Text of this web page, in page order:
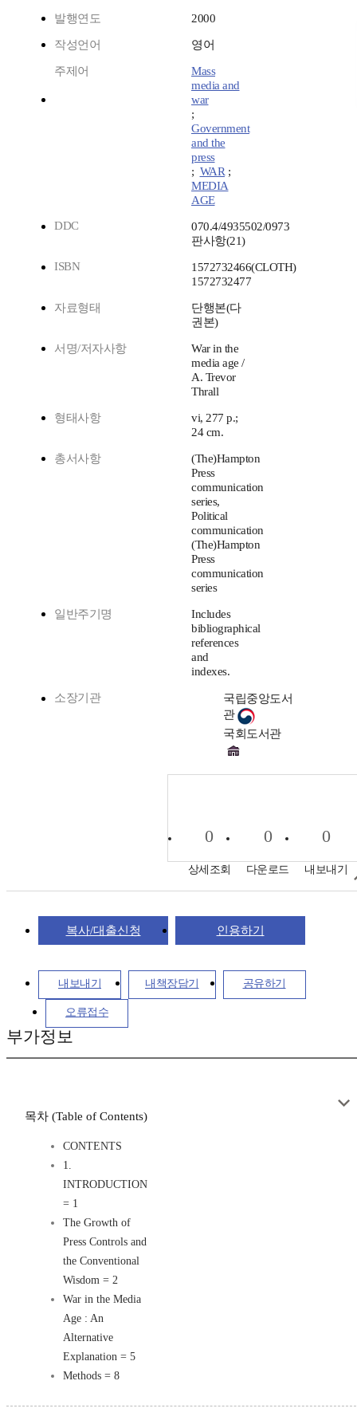
발행연도 2000
작성언어 영어
주제어
Mass
media and
war
;
Government
and the
press
; WAR;
MEDIA
AGE
DDC
070.4/4935502/0973
판사항(21)
ISBN
1572732466(CLOTH)
1572732477
자료형태
단행본(다
권본)
서명/저자사항
War in the
media age /
A. Trevor
Thrall
형태사항
vi, 277 p.;
24 cm.
총서사항
(The)Hampton
Press
communication
series,
Political
communication
(The)Hampton
Press
communication
series
일반주기명
Includes
bibliographical
references
and
indexes.
소장기관
국립중앙도서
관
국회도서관
0
상세조회
0
다운로드
0
내보내기
복사/대출신청 인용하기
내보내기 내책장담기 공유하기
오류접수
부가정보
목차 (Table of Contents)
CONTENTS
1.
INTRODUCTION
= 1
The Growth of
Press Controls and
the Conventional
Wisdom = 2
War in the Media
Age : An
Alternative
Explanation = 5
Methods = 8